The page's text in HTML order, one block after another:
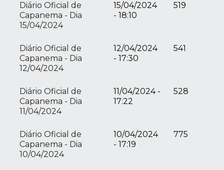
Diário Oficial de
Capanema - Dia
15/04/2024
15/04/2024
- 18:10
519
Diário Oficial de
Capanema - Dia
12/04/2024
12/04/2024
- 17:30
541
Diário Oficial de
Capanema - Dia
11/04/2024
11/04/2024 -
17:22
528
Diário Oficial de
Capanema - Dia
10/04/2024
10/04/2024
- 17:19
775